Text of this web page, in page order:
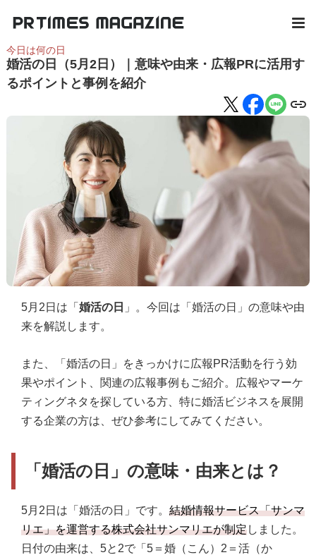
今日は何の日
婚活の日（5月2日）｜意味や由来・広報PRに活用す
るポイントと事例を紹介
5月2日は「 婚活の日 」。今回は「婚活の日」の意味や由
来を解説します。
また、「婚活の日」をきっかけに広報PR活動を行う効
果やポイント、関連の広報事例もご紹介。広報やマーケ
ティングネタを探している方、特に婚活ビジネスを展開
する企業の方は、ぜひ参考にしてみてください。
「婚活の日」の意味・由来とは？
5月2日は「婚活の日」です。 結婚情報サービス「サンマ
リエ」を運営する株式会社サンマリエが制定しました。
日付の由来は、5と2で「5＝婚（こん）2＝活（か